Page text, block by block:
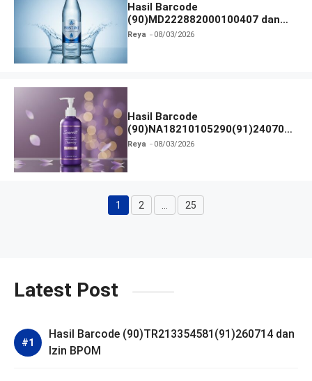
Hasil Barcode
(90)MD222882000100407 dan
Izin BPOM
Reya 08/03/2026
Hasil Barcode
(90)NA18210105290(91)240703
dan Izin BPOM
Reya 08/03/2026
Halaman
1 Halaman
2 … Halaman
25
Latest Post
Hasil Barcode (90)TR213354581(91)260714 dan
Izin BPOM